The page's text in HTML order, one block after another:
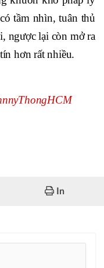
tầm nhìn, tuân thủ
ngược lại còn mở ra
hơn rất nhiều.
In